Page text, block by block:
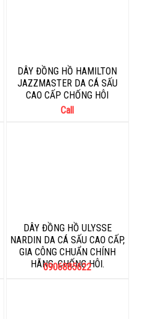
DÂY ĐỒNG HỒ HAMILTON
JAZZMASTER DA CÁ SẤU
CAO CẤP CHỐNG HÔI
Call
DÂY ĐỒNG HỒ ULYSSE
NARDIN DA CÁ SẤU CAO CẤP,
GIA CÔNG CHUẨN CHÍNH
HÃNG, CHỐNG HÔI.
0906885622